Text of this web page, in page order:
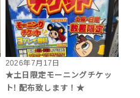
2026年7月17日
★土日限定モーニングチケッ
ト! 配布致します！★